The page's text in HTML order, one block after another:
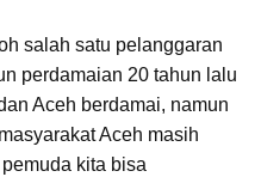
salah satu pelanggaran
perdamaian 20 tahun lalu
Aceh berdamai, namun
Aceh masih
kita bisa